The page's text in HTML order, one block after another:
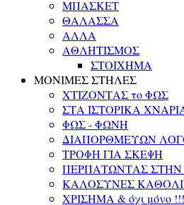
ΜΠΑΣΚΕΤ
ΘΑΛΑΣΣΑ
ΑΛΛΑ
ΑΘΛΗΤΙΣΜΟΣ
ΣΤΟΙΧΗΜΑ
ΜΟΝΙΜΕΣ ΣΤΗΛΕΣ
ΧΤΙΖΟΝΤΑΣ το ΦΩΣ
ΣΤΑ ΙΣΤΟΡΙΚΑ
ΦΩΣ - ΦΩΝΗ
ΔΙΑΠΟΡΘΜΕΥΩΝ
ΤΡΟΦΗ ΓΙΑ ΣΚΕΨΗ
ΠΕΡΠΑΤΩΝΤΑΣ
ΚΑΛΟΣΥΝΕΣ
ΧΡΙΣΗΜΑ & όχι μόνο !!!